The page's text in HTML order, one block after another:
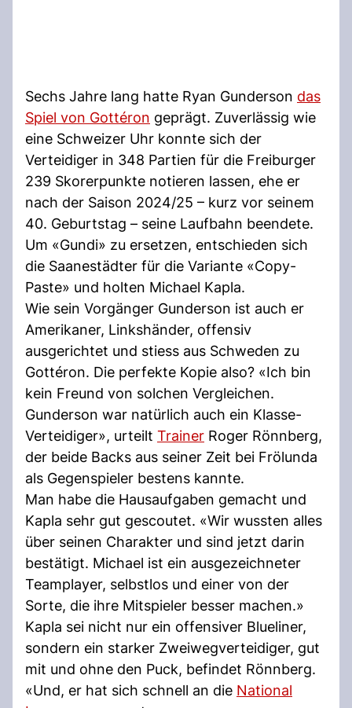
Sechs Jahre lang hatte Ryan Gunderson das
Spiel von Gottéron geprägt. Zuverlässig wie
eine Schweizer Uhr konnte sich der
Verteidiger in 348 Partien für die Freiburger
239 Skorerpunkte notieren lassen, ehe er
nach der Saison 2024/25 – kurz vor seinem
40. Geburtstag – seine Laufbahn beendete.
Um «Gundi» zu ersetzen, entschieden sich
die Saanestädter für die Variante «Copy-
Paste» und holten Michael Kapla.
Wie sein Vorgänger Gunderson ist auch er
Amerikaner, Linkshänder, offensiv
ausgerichtet und stiess aus Schweden zu
Gottéron. Die perfekte Kopie also? «Ich bin
kein Freund von solchen Vergleichen.
Gunderson war natürlich auch ein Klasse-
Verteidiger», urteilt Trainer Roger Rönnberg,
der beide Backs aus seiner Zeit bei Frölunda
als Gegenspieler bestens kannte.
Man habe die Hausaufgaben gemacht und
Kapla sehr gut gescoutet. «Wir wussten alles
über seinen Charakter und sind jetzt darin
bestätigt. Michael ist ein ausgezeichneter
Teamplayer, selbstlos und einer von der
Sorte, die ihre Mitspieler besser machen.»
Kapla sei nicht nur ein offensiver Blueliner,
sondern ein starker Zweiwegverteidiger, gut
mit und ohne den Puck, befindet Rönnberg.
«Und, er hat sich schnell an die National